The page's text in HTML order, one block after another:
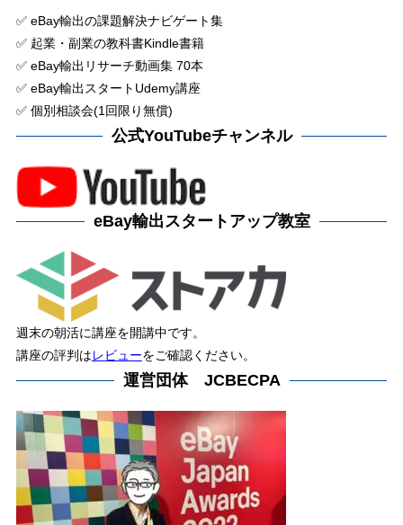
✅ eBay輸出の課題解決ナビゲート集
✅ 起業・副業の教科書Kindle書籍
✅ eBay輸出リサーチ動画集 70本
✅ eBay輸出スタートUdemy講座
✅ 個別相談会(1回限り無償)
公式YouTubeチャンネル
eBay輸出スタートアップ教室
週末の朝活に講座を開講中です。
講座の評判はレビューをご確認ください。
運営団体 JCBECPA